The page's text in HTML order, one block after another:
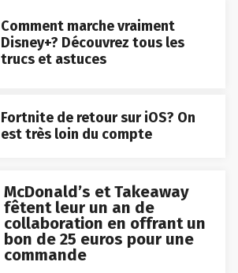
Comment marche vraiment
Disney+? Découvrez tous les
trucs et astuces
Fortnite de retour sur iOS? On
est très loin du compte
McDonald’s et Takeaway
fêtent leur un an de
collaboration en offrant un
bon de 25 euros pour une
commande